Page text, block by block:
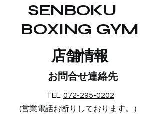
SENBOKU
BOXING GYM
​店舗情報
お問合せ連絡先
TEL: 072-295-0202
(営業電話お断りしております。）​